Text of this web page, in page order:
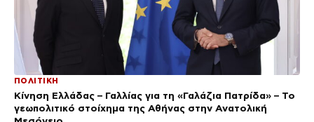
ΠΟΛΙΤΙΚΗ
Κίνηση Ελλάδας – Γαλλίας για τη «Γαλάζια Πατρίδα» – Το
γεωπολιτικό στοίχημα της Αθήνας στην Ανατολική